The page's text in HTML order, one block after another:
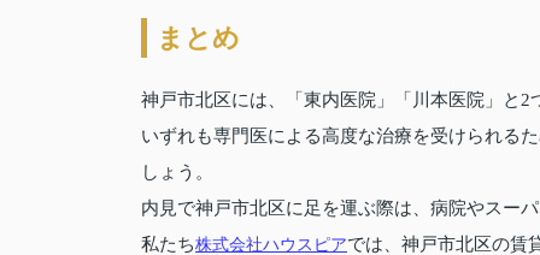
まとめ
神戸市北区には、「東内医院」「川本医院」と2
いずれも専門医による高度な治療を受けられる
しょう。
内見で神戸市北区に足を運ぶ際は、病院やスー
私たち株式会社ハウスピアでは、神戸市北区の賃